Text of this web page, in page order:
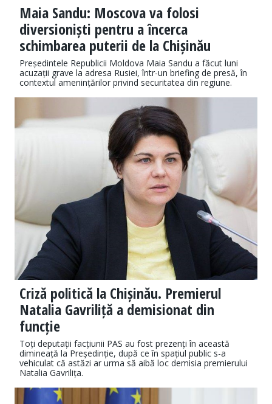
Maia Sandu: Moscova va folosi
diversioniști pentru a încerca
schimbarea puterii de la Chișinău
Președintele Republicii Moldova Maia Sandu a făcut luni
acuzații grave la adresa Rusiei, într-un briefing de presă, în
contextul amenințărilor privind securitatea din regiune.
Criză politică la Chișinău. Premierul
Natalia Gavriliță a demisionat din
funcție
Toți deputații facțiunii PAS au fost prezenți în această
dimineață la Președinție, după ce în spațiul public s-a
vehiculat că astăzi ar urma să aibă loc demisia premierului
Natalia Gavrilița.